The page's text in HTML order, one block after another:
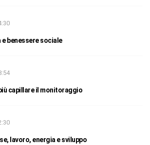
e benessere sociale
capillare il monitoraggio
lavoro, energia e sviluppo